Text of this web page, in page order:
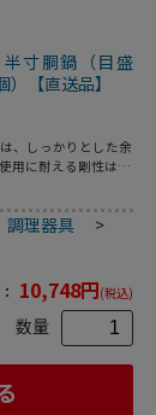
寸胴鍋（目盛
【直送品】
、しっかりとした余
用に耐える剛性はも
、コゲつきにくく、
ルです。●アルミは
約13倍）、鍋全体
差が少なく、スープ
が分散してコゲつき
：15L
調理器具
>
10,748円(税込)
数量